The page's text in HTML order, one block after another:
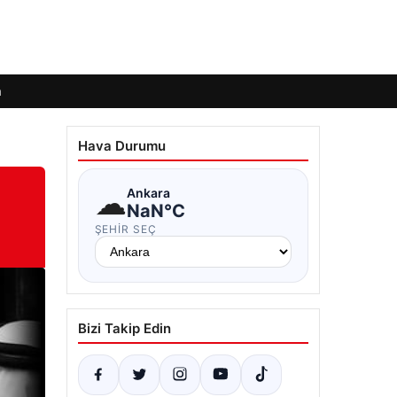
Hava Durumu
☁Ankara
NaN°C
ŞEHIR SEÇ
Bizi Takip Edin